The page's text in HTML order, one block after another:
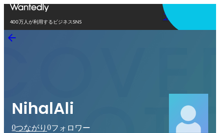
400万人が利用するビジネスSNS
アプリを使う
NihalAli
0つながり 0フォロワー